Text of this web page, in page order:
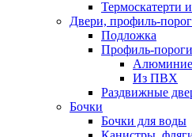
Термоскатерти
Двери, профиль-
Подложка
Профиль-пороги
Из ПВХ
Раздвижные
Бочки
Бочки для воды